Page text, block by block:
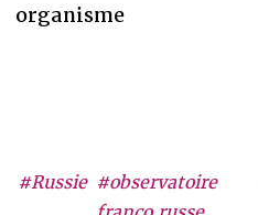
#Russie #observatoire
organisme